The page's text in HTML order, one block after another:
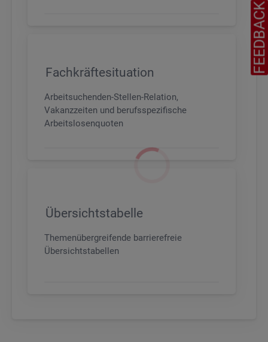
Fachkräftesituation
Arbeitsuchenden-Stellen-Relation,
Vakanzzeiten und berufsspezifische
Arbeitslosenquoten
Übersichtstabelle
Themenübergreifende barrierefreie
Übersichtstabellen
FEEDBACK